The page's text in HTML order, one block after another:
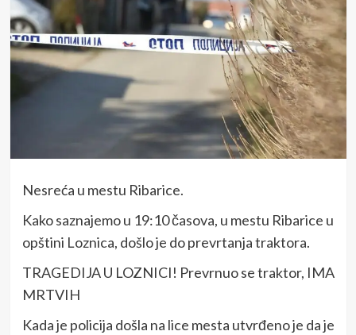
Nesreća u mestu Ribarice.
Kako saznajemo u 19:10 časova, u mestu Ribarice u
opštini Loznica, došlo je do prevrtanja traktora.
TRAGEDIJA U LOZNICI! Prevrnuo se traktor, IMA
MRTVIH
Kada je policija došla na lice mesta utvrđeno je da je